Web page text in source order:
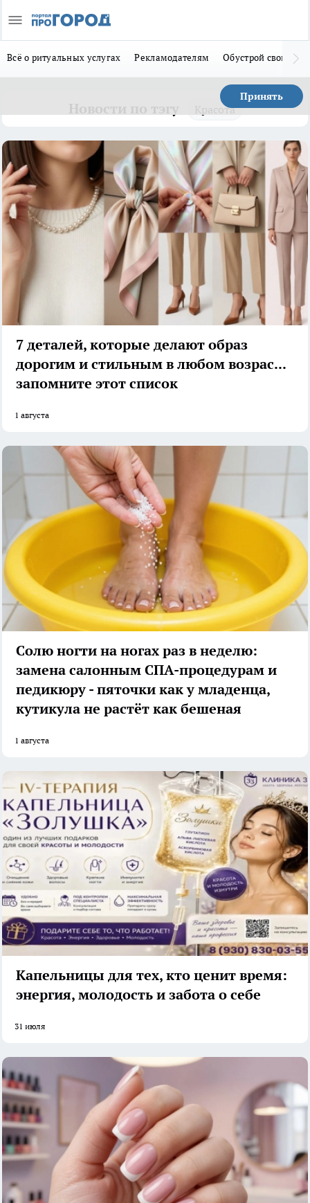
Всё о ритуальных услугах Рекламодателям Обустрой свой дом
Принять
Красота
7 деталей, которые делают образ
дорогим и стильным в любом возрасте:
запомните этот список
1 августа
Солю ногти на ногах раз в неделю:
замена салонным СПА-процедурам и
педикюру - пяточки как у младенца,
кутикула не растёт как бешеная
1 августа
Капельницы для тех, кто ценит время:
энергия, молодость и забота о себе
31 июля